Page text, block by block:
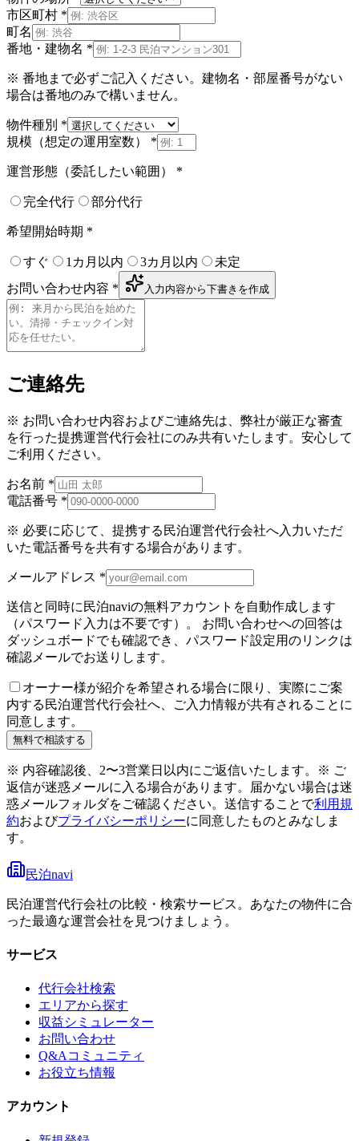
市区町村 *
町名
番地・建物名 *
※ 番地まで必ずご記入ください。建物名・部屋番号がない
場合は番地のみで構いません。
物件種別 *
規模（想定の運用室数） *
運営形態（委託したい範囲） *
完全代行 部分代行
希望開始時期 *
すぐ 1カ月以内 3カ月以内
未定
お問い合わせ内容 * 入力内容から下書きを作成
ご連絡先
※ お問い合わせ内容およびご連絡先は、弊社が厳正な審査
を行った提携運営代行会社にのみ共有いたします。安心して
ご利用ください。
お名前 *
電話番号 *
※ 必要に応じて、提携する民泊運営代行会社へ入力いただ
いた電話番号を共有する場合があります。
メールアドレス *
送信と同時に民泊naviの無料アカウントを自動作成します
（パスワード入力は不要です）。 お問い合わせへの回答は
ダッシュボードでも確認でき、パスワード設定用のリンクは
確認メールでお送りします。
オーナー様が紹介を希望される場合に限り、実際にご案
内する民泊運営代行会社へ、ご入力情報が共有されることに
同意します。
無料で相談する
※ 内容確認後、2〜3営業日以内にご返信いたします。
※ ご
返信が迷惑メールに入る場合があります。届かない場合は迷
惑メールフォルダをご確認ください。 送信することで利用規
約およびプライバシーポリシーに同意したものとみなしま
す。
民泊navi
民泊運営代行会社の比較・検索サービス。あなたの物件に合
った最適な運営会社を見つけましょう。
サービス
代行会社検索
エリアから探す
収益シミュレーター
お問い合わせ
Q&Aコミュニティ
お役立ち情報
アカウント